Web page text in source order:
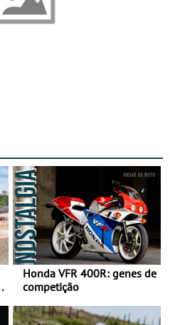
Honda VFR 400R: genes de
competição